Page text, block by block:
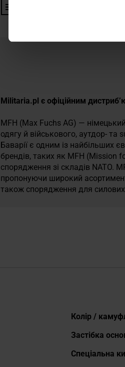
Інформація про виробника та
Militaria.pl є офіційним
MFH (Max Fuchs AG) —
одягу й військового, аутдор-
Баварії є одним із найбільших
брендів, таких як MFH (Mission
спорядження зі складів NATO.
пропонуючи широкий
також спорядження для силових
Докладніше
Колір /
Застібка
Спеціальна